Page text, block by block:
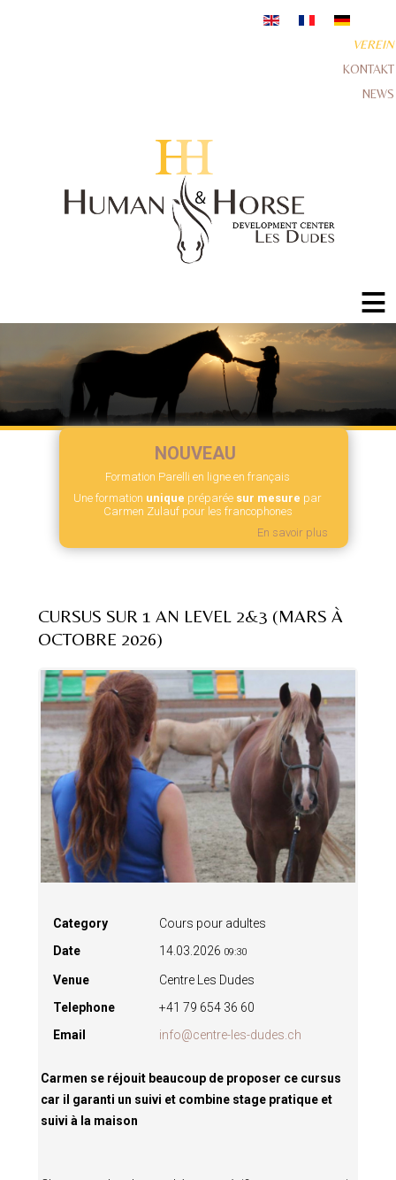
VEREIN
KONTAKT
NEWS
≡
NOUVEAU
Formation Parelli en ligne en français
Une formation unique préparée sur mesure par
Carmen Zulauf pour les francophones
En savoir plus
CURSUS SUR 1 AN LEVEL 2&3 (MARS À
OCTOBRE 2026)
Category
Cours pour adultes
Date
14.03.2026 09:30
Venue
Centre Les Dudes
Telephone
+41 79 654 36 60
Email
info@centre-les-dudes.ch
Carmen se réjouit beaucoup de proposer ce cursus
car il garanti un suivi et combine stage pratique et
suivi à la maison